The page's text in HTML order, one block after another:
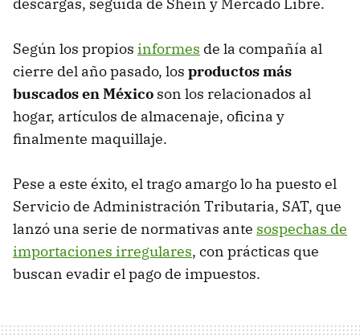
descargas, seguida de Shein y Mercado Libre.
Según los propios informes de la compañía al
cierre del año pasado, los productos más
buscados en México son los relacionados al
hogar, artículos de almacenaje, oficina y
finalmente maquillaje.
Pese a este éxito, el trago amargo lo ha puesto el
Servicio de Administración Tributaria, SAT, que
lanzó una serie de normativas ante sospechas de
importaciones irregulares, con prácticas que
buscan evadir el pago de impuestos.